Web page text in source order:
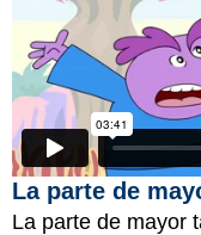
La parte de
La parte de mayor